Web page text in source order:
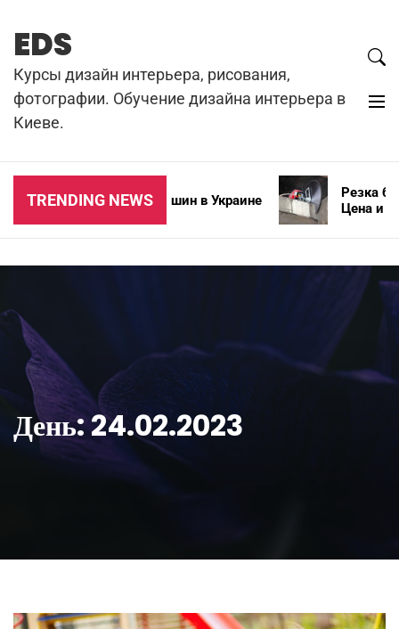
content
EDS
Курсы дизайн интерьера, рисования,
фотографии. Обучение дизайна интерьера в
Киеве.
TRENDING NEWS
Типы зимних автошин в Украине
Резка
Цена и
День:24.02.2023